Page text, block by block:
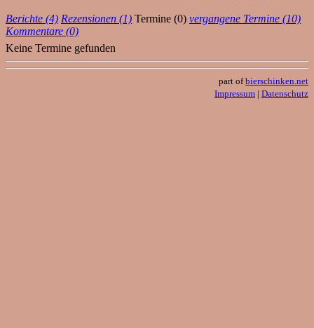
Berichte (4) Rezensionen (1) Termine (0) vergangene Termine (10)
Kommentare (0)
Keine Termine gefunden
part ofbierschinken.net
Impressum | Datenschutz